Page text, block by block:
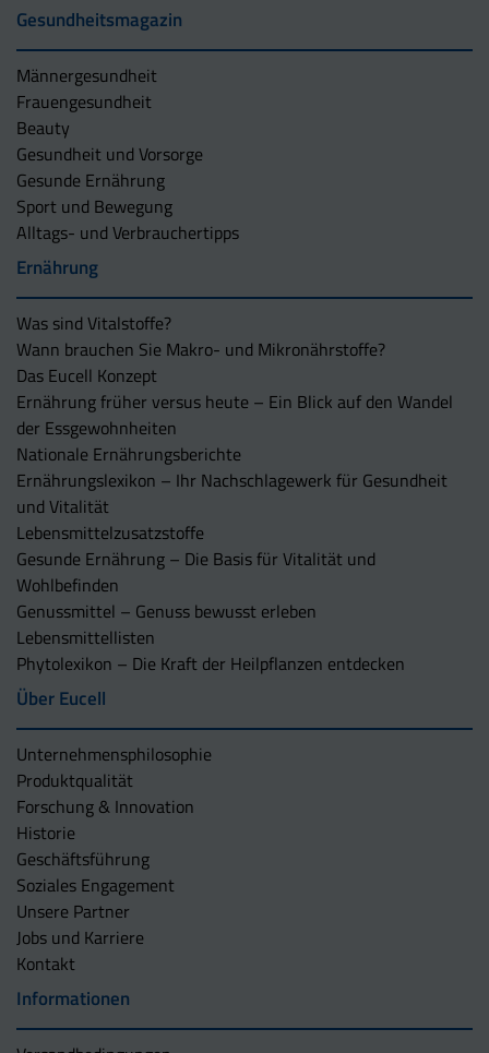
Gesundheitsmagazin
Männergesundheit
Frauengesundheit
Beauty
Gesundheit und Vorsorge
Gesunde Ernährung
Sport und Bewegung
Alltags- und Verbrauchertipps
Ernährung
Was sind Vitalstoffe?
Wann brauchen Sie Makro- und Mikronährstoffe?
Das Eucell Konzept
Ernährung früher versus heute – Ein Blick auf den Wandel
der Essgewohnheiten
Nationale Ernährungsberichte
Ernährungslexikon – Ihr Nachschlagewerk für Gesundheit
und Vitalität
Lebensmittelzusatzstoffe
Gesunde Ernährung – Die Basis für Vitalität und
Wohlbefinden
Genussmittel – Genuss bewusst erleben
Lebensmittellisten
Phytolexikon – Die Kraft der Heilpflanzen entdecken
Über Eucell
Unternehmens­philosophie
Produktqualität
Forschung & Innovation
Historie
Geschäftsführung
Soziales Engagement
Unsere Partner
Jobs und Karriere
Kontakt
Informationen